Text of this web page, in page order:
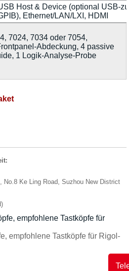
Host & Device (optional USB-
Ethernet/LAN/LXI, HDMI
7024, 7034 oder 7054,
Abdeckung, 4 passive
1 Logik-Analyse-Probe
No.8 Ke Ling Road, Suzhou New District
empfohlene Tastköpfe für Rigol-